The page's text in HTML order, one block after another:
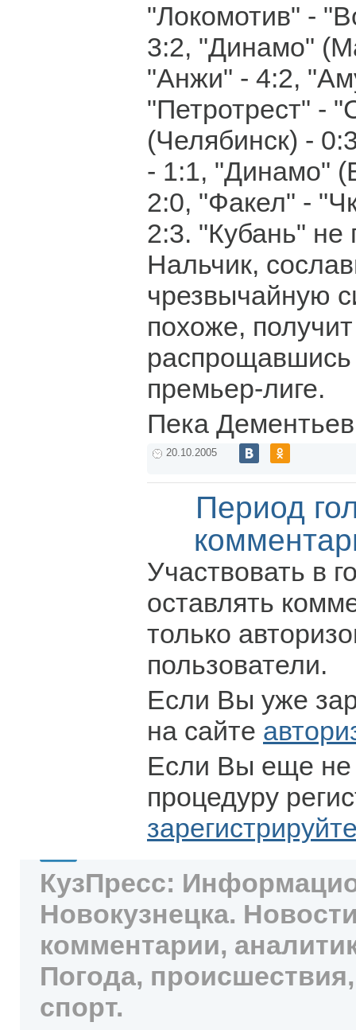
"Локомотив" -
3:2, "Динамо"
"Анжи" - 4:2,
"Петротрест" -
(Челябинск) -
- 1:1, "Динамо"
2:0, "Факел" -
2:3. "Кубань" не
Нальчик,
чрезвычайную
похоже,
премьер-лиге.
Пека
20.10.2005
Период
Участвовать в
оставлять
только
пользователи.
Если Вы уже
на сайте
Если Вы еще не
процедуру
КузПресс:
Новокузнецка.
комментарии,
Погода,
спорт.